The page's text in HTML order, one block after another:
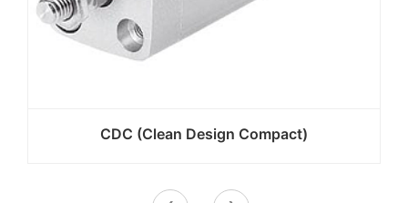
CDC (Clean Design Compact)